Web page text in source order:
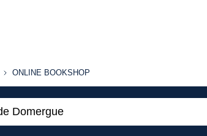
ONLINE
ONLINE BOOKSHOP